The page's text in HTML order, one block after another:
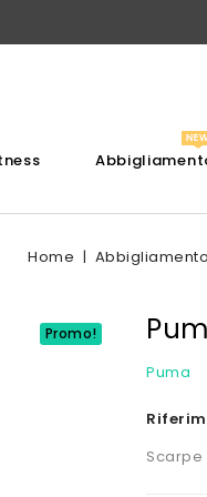
Home Abbigliamento
Promo!
Puma
Scarpe